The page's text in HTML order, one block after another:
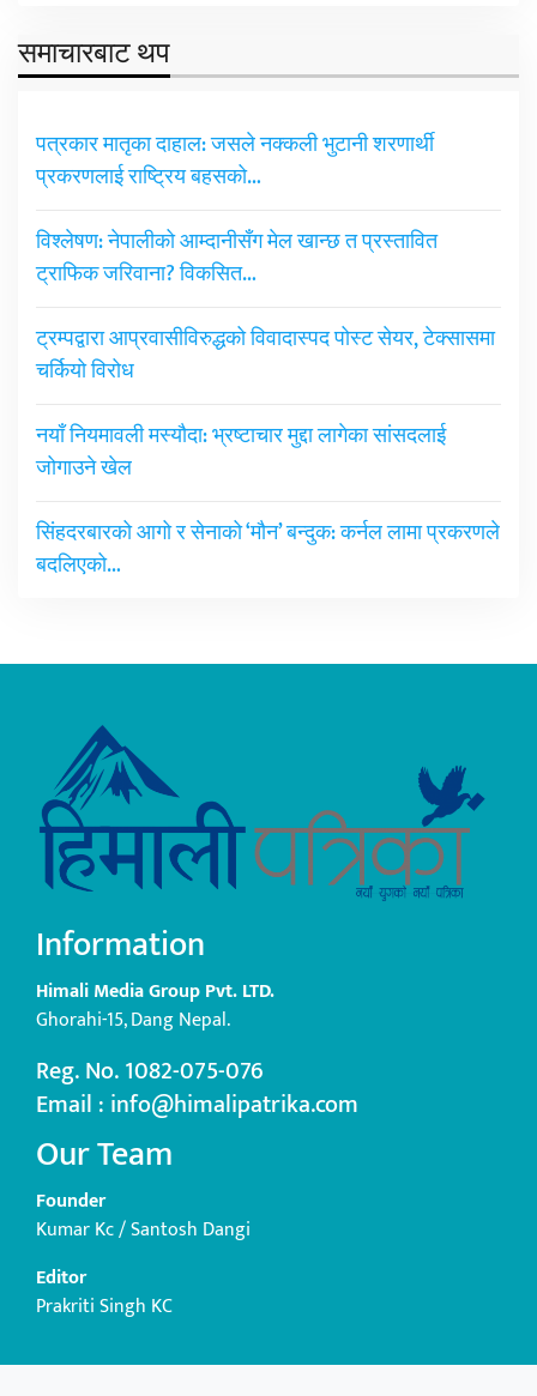
समाचारबाट थप
पत्रकार मातृका दाहाल: जसले नक्कली भुटानी शरणार्थी
प्रकरणलाई राष्ट्रिय बहसको…
विश्लेषण: नेपालीको आम्दानीसँग मेल खान्छ त प्रस्तावित
ट्राफिक जरिवाना? विकसित…
ट्रम्पद्वारा आप्रवासीविरुद्धको विवादास्पद पोस्ट सेयर, टेक्सासमा
चर्कियो विरोध
नयाँ नियमावली मस्यौदा: भ्रष्टाचार मुद्दा लागेका सांसदलाई
जोगाउने खेल
सिंहदरबारको आगो र सेनाको ‘मौन’ बन्दुक: कर्नल लामा प्रकरणले
बदलिएको…
Information
Himali Media Group Pvt. LTD.
Ghorahi-15, Dang Nepal.
Reg. No. 1082-075-076
Email : info@himalipatrika.com
Our Team
Founder
Kumar Kc / Santosh Dangi
Editor
Prakriti Singh KC